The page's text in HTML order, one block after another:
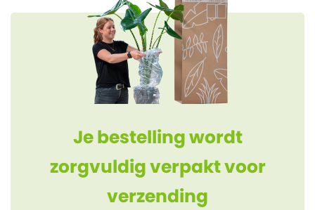
Je bestelling wordt
zorgvuldig verpakt voor
verzending